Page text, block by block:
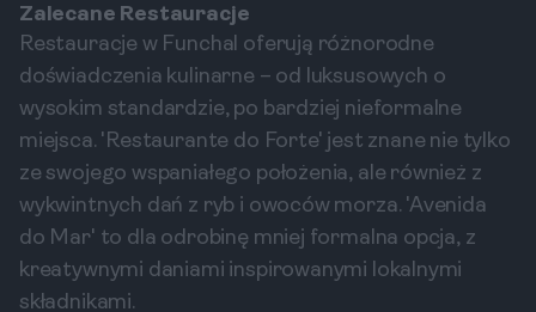
Zalecane Restauracje
Restauracje w Funchal oferują różnorodne
doświadczenia kulinarne – od luksusowych o
wysokim standardzie, po bardziej nieformalne
miejsca. 'Restaurante do Forte' jest znane nie tylko
ze swojego wspaniałego położenia, ale również z
wykwintnych dań z ryb i owoców morza. 'Avenida
do Mar' to dla odrobinę mniej formalna opcja, z
kreatywnymi daniami inspirowanymi lokalnymi
składnikami.